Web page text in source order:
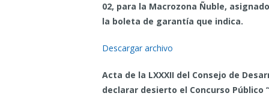
02, para la Macrozona Ñuble,
la boleta de garantía que indica.
Descargar archivo
Acta de la LXXXII del Consejo de
declarar desierto el Concurso Público